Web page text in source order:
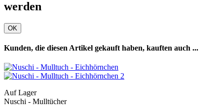
werden
OK
Kunden, die diesen Artikel gekauft haben, kauften auch ...
Auf Lager
Nuschi - Mulltücher